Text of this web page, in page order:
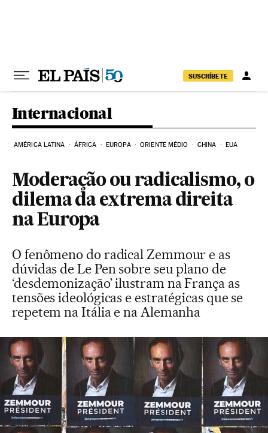
SUSCRÍBETE
Internacional
AMÉRICA LATINA ÁFRICA EUROPA ORIENTE MÉDIO CHINA EUA
Moderação ou radicalismo, o
dilema da extrema direita
na Europa
O fenômeno do radical Zemmour e as
dúvidas de Le Pen sobre seu plano de
‘desdemonização’ ilustram na França as
tensões ideológicas e estratégicas que se
repetem na Itália e na Alemanha